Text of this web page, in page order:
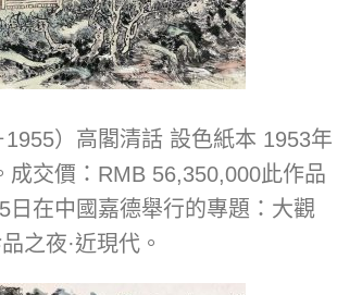
）高閣清話 設色紙本 1953年
成交價：RMB 56,350,000此作品
日在中國嘉德舉行的專題：大觀
之夜·近現代。